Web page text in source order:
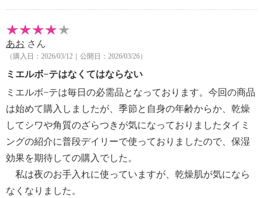
汁、グリセリン、ローヤルゼリーエキス、アルニカ花
エキス、カミツレ花エキス、アカツメクサ花エキス、
ソメイヨシノ葉エキス、レシチン、酸化鉄
【使用上の注意事項】
・お肌／唇に合わない場合、異常がある場合は使用を
中止して下さい。
・目に入ったときは、直ちに洗い流して下さい。違和
感が残る場合は、眼科医に相談して下さい。
・使用後は、必ずしっかりフタをしめて下さい。
・乳幼児の手の届かない場所に保管して下さい。
・極端に高温又は低温の場所、直射日光のあたる場所
には保管しないで下さい。
あお さん
（購入日：2026/03/12｜公開日：2026/03/26）
ミエルボ−テはなくてはならない
ミエルボ−テは毎日の必需品となっております。今回の商品
は始めて購入しましたが、季節と自身の年齢からか、乾燥
してシワや角質のざらつきが気になっておりましたタイミ
ングの紹介に普段デイリーで使っておりましたので、保湿
効果を期待しての購入でした。
私は夜のお手入れに使っていますが、乾燥肌が気になら
なくなりました。